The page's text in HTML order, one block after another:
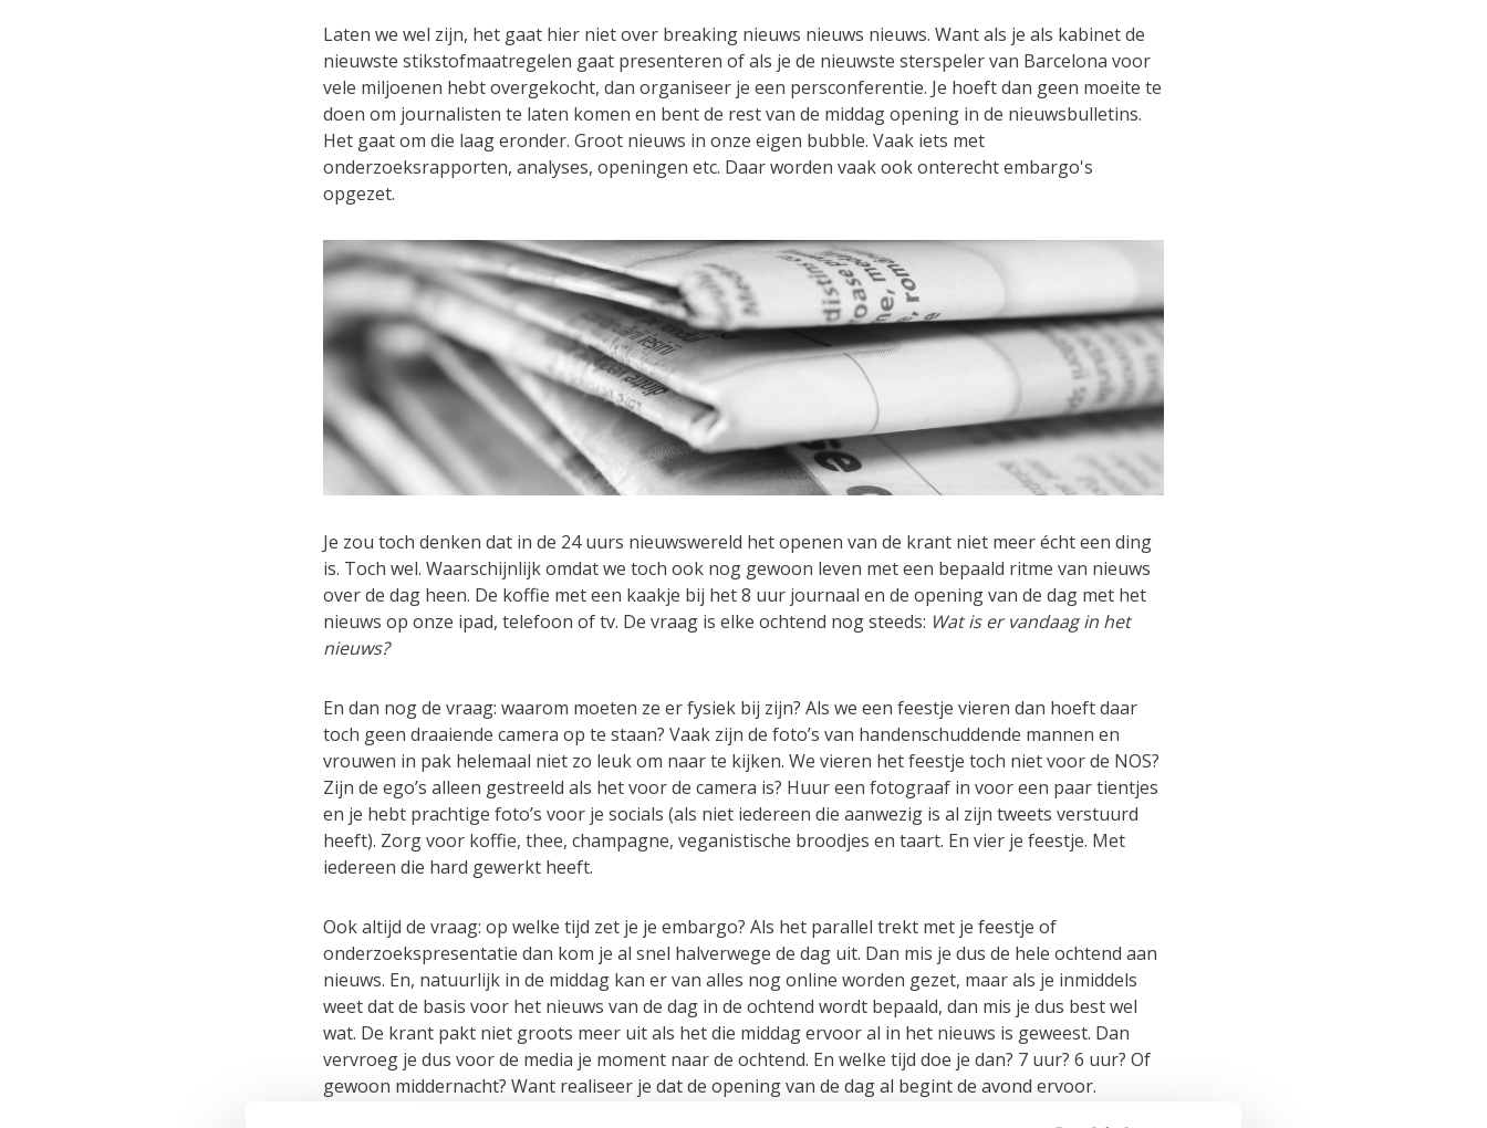
Laten we wel zijn, het gaat hier niet over breaking nieuws nieuws nieuws. Want als je als kabinet de
nieuwste stikstofmaatregelen gaat presenteren of als je de nieuwste sterspeler van Barcelona voor
vele miljoenen hebt overgekocht, dan organiseer je een persconferentie. Je hoeft dan geen moeite te
doen om journalisten te laten komen en bent de rest van de middag opening in de nieuwsbulletins.
Het gaat om die laag eronder. Groot nieuws in onze eigen bubble. Vaak iets met
onderzoeksrapporten, analyses, openingen etc. Daar worden vaak ook onterecht embargo's
opgezet.
Je zou toch denken dat in de 24 uurs nieuwswereld het openen van de krant niet meer écht een ding
is. Toch wel. Waarschijnlijk omdat we toch ook nog gewoon leven met een bepaald ritme van nieuws
over de dag heen. De koffie met een kaakje bij het 8 uur journaal en de opening van de dag met het
nieuws op onze ipad, telefoon of tv. De vraag is elke ochtend nog steeds: Wat is er vandaag in het
nieuws?
En dan nog de vraag: waarom moeten ze er fysiek bij zijn? Als we een feestje vieren dan hoeft daar
toch geen draaiende camera op te staan? Vaak zijn de foto’s van handenschuddende mannen en
vrouwen in pak helemaal niet zo leuk om naar te kijken. We vieren het feestje toch niet voor de NOS?
Zijn de ego’s alleen gestreeld als het voor de camera is? Huur een fotograaf in voor een paar tientjes
en je hebt prachtige foto’s voor je socials (als niet iedereen die aanwezig is al zijn tweets verstuurd
heeft). Zorg voor koffie, thee, champagne, veganistische broodjes en taart. En vier je feestje. Met
iedereen die hard gewerkt heeft.
Ook altijd de vraag: op welke tijd zet je je embargo? Als het parallel trekt met je feestje of
onderzoekspresentatie dan kom je al snel halverwege de dag uit. Dan mis je dus de hele ochtend aan
nieuws. En, natuurlijk in de middag kan er van alles nog online worden gezet, maar als je inmiddels
weet dat de basis voor het nieuws van de dag in de ochtend wordt bepaald, dan mis je dus best wel
wat. De krant pakt niet groots meer uit als het die middag ervoor al in het nieuws is geweest. Dan
vervroeg je dus voor de media je moment naar de ochtend. En welke tijd doe je dan? 7 uur? 6 uur? Of
gewoon middernacht? Want realiseer je dat de opening van de dag al begint de avond ervoor.